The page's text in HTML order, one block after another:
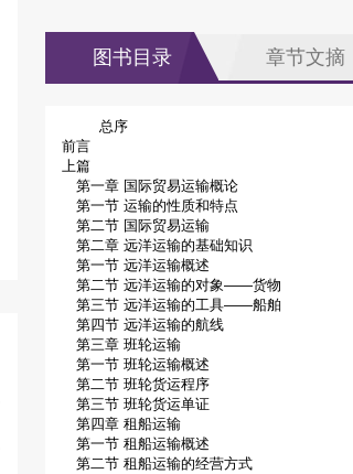
图书目录 章节文摘
总序
前言
上篇
第一章 国际贸易运输概论
第一节 运输的性质和特点
第二节 国际贸易运输
第二章 远洋运输的基础知识
第一节 远洋运输概述
第二节 远洋运输的对象——货物
第三节 远洋运输的工具——船舶
第四节 远洋运输的航线
第三章 班轮运输
第一节 班轮运输概述
第二节 班轮货运程序
第三节 班轮货运单证
第四章 租船运输
第一节 租船运输概述
第二节 租船运输的经营方式